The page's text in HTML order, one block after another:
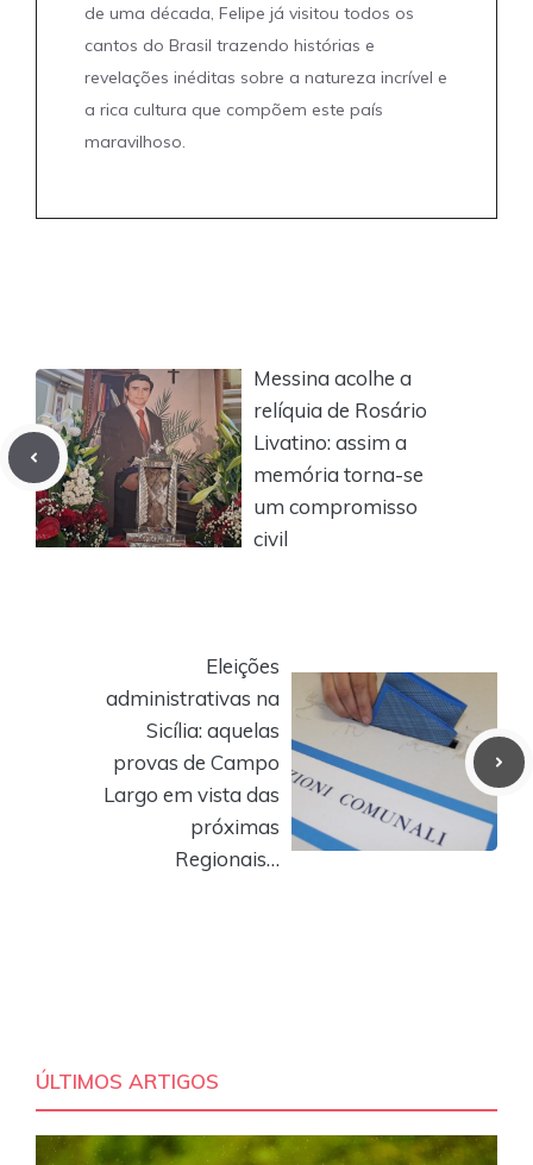
de uma década, Felipe já visitou todos os
cantos do Brasil trazendo histórias e
revelações inéditas sobre a natureza incrível e
a rica cultura que compõem este país
maravilhoso.
Messina acolhe a
relíquia de Rosário
Livatino: assim a
memória torna-se
um compromisso
civil
Eleições
administrativas na
Sicília: aquelas
provas de Campo
Largo em vista das
próximas
Regionais…
ÚLTIMOS ARTIGOS